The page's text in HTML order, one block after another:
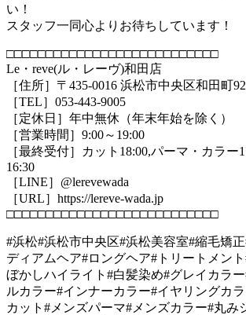
い！
スタッフ一同心よりお待ちしています！
□□□□□□□□□□□□□□□□□□□□□□□□□□□
Le・reve(ル・レーヴ)和田店
［住所］〒435-0016 浜松市中央区和田町
［TEL］053-443-9005
［定休日］年中無休（年末年始を除く）
［営業時間］9:00～19:00
［最終受付］カット18:00,パーマ・カラー
16:30
［LINE］@lerevewada
［URL］https://lereve-wada.jp
□□□□□□□□□□□□□□□□□□□□□□□□□□□
#浜松#浜松市中央区#浜松美容室#縮毛矯
ディアムヘア#ロングヘア#トリートメン
ぼかしハイライト#白髪染め#グレイカラ
ルカラー#インナーカラー#イヤリングカ
カット#メンズパーマ#メンズカラー#丸み